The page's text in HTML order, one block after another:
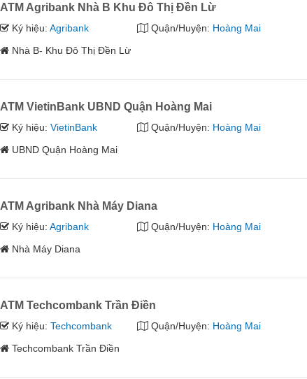
ATM Agribank Nhà B Khu Đô Thị Đền Lừ
Ký hiệu:Agribank Quận/Huyện: Hoàng Mai
Nhà B- Khu Đô Thị Đền Lừ
ATM VietinBank UBND Quận Hoàng Mai
Ký hiệu:VietinBank Quận/Huyện: Hoàng Mai
UBND Quận Hoàng Mai
ATM Agribank Nhà Máy Diana
Ký hiệu:Agribank Quận/Huyện: Hoàng Mai
Nhà Máy Diana
ATM Techcombank Trần Điền
Ký hiệu:Techcombank Quận/Huyện: Hoàng Mai
Techcombank Trần Điền